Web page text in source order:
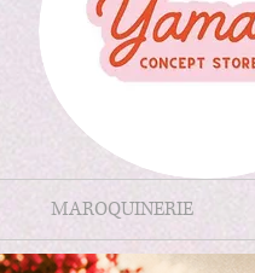
MAROQUINERIE